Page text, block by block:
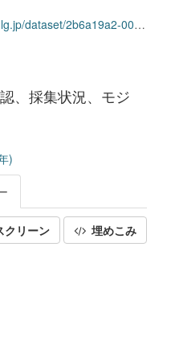
d97a-47e3-b5af-674c9d4c3c85/download/mojakogyojouchousa2008-4.xlsx
、採集状況、モジ
)
クリーン 埋めこみ